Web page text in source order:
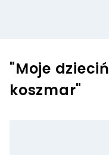
"Moje
koszmar"